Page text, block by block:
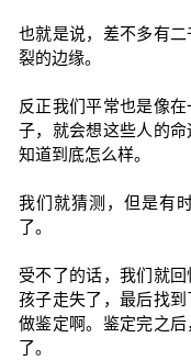
也就是说，差不多有
裂的边缘。
反正我们平常也是像
子，就会想这些人的
知道到底怎么样。
我们就猜测，但是有
了。
受不了的话，我们就
孩子走失了，最后找
做鉴定啊。鉴定完之
了。